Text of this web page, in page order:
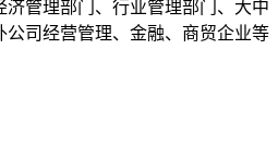
济管理部门、行业管理部门、大中
公司经营管理、金融、商贸企业等